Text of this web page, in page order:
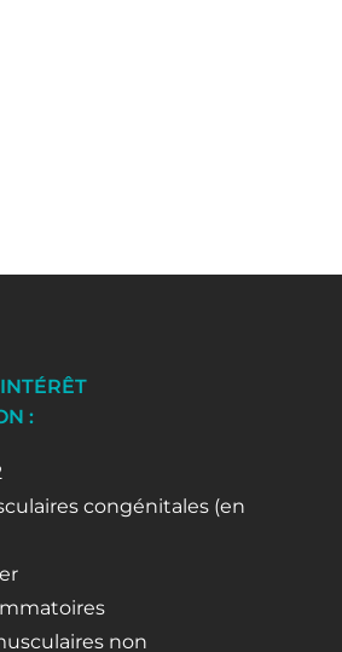
:
congénitales (en
non